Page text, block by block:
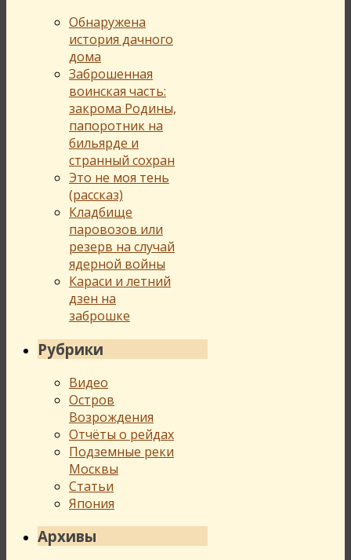
Обнаружена
история дачного
дома
Заброшенная
воинская часть:
закрома Родины,
папоротник на
бильярде и
странный сохран
Это не моя тень
(рассказ)
Кладбище
паровозов или
резерв на случай
ядерной войны
Караси и летний
дзен на
заброшке
Рубрики
Видео
Остров
Возрождения
Отчёты о рейдах
Подземные реки
Москвы
Статьи
Япония
Архивы